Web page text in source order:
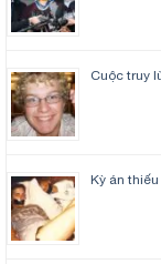
Cuộc truy
Kỳ án